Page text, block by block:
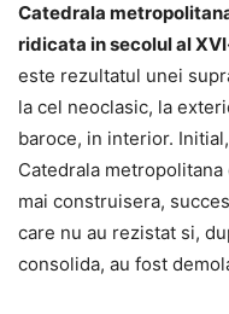
Catedrala
ridicata in secolul al
este rezultatul unei
la cel neoclasic, la
baroce, in interior.
Catedrala
mai construisera,
care nu au rezistat si,
consolida, au fost